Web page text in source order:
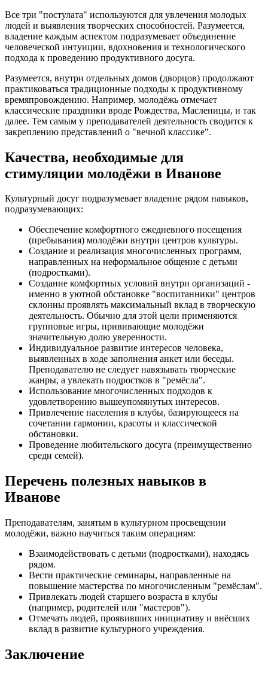
Все три "постулата" используются для увлечения молодых
людей и выявления творческих способностей. Разумеется,
владение каждым аспектом подразумевает объединение
человеческой интуиции, вдохновения и технологического
подхода к проведению продуктивного досуга.
Разумеется, внутри отдельных домов (дворцов) продолжают
практиковаться традиционные подходы к продуктивному
времяпровождению. Например, молодёжь отмечает
классические праздники вроде Рождества, Масленицы, и так
далее. Тем самым у преподавателей деятельность сводится к
закреплению представлений о "вечной классике".
Качества, необходимые для
стимуляции молодёжи в Иванове
Культурный досуг подразумевает владение рядом навыков,
подразумевающих:
Обеспечение комфортного ежедневного посещения
(пребывания) молодёжи внутри центров культуры.
Создание и реализация многочисленных программ,
направленных на неформальное общение с детьми
(подростками).
Создание комфортных условий внутри организаций -
именно в уютной обстановке "воспитанники" центров
склонны проявлять максимальный вклад в творческую
деятельность. Обычно для этой цели применяются
групповые игры, прививающие молодёжи
значительную долю уверенности.
Индивидуальное развитие интересов человека,
выявленных в ходе заполнения анкет или беседы.
Преподавателю не следует навязывать творческие
жанры, а увлекать подростков в "ремёсла".
Использование многочисленных подходов к
удовлетворению вышеупомянутых интересов.
Привлечение населения в клубы, базирующееся на
сочетании гармонии, красоты и классической
обстановки.
Проведение любительского досуга (преимущественно
среди семей).
Перечень полезных навыков в
Иванове
Преподавателям, занятым в культурном просвещении
молодёжи, важно научиться таким операциям:
Взаимодействовать с детьми (подростками), находясь
рядом.
Вести практические семинары, направленные на
повышение мастерства по многочисленным "ремёслам".
Привлекать людей старшего возраста в клубы
(например, родителей или "мастеров").
Отмечать людей, проявивших инициативу и внёсших
вклад в развитие культурного учреждения.
Заключение